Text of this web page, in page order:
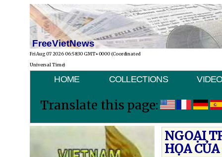
FreeVietNews
Fri Aug 07 2026 06:58:30 GMT+0000 (Coordinated
Universal Time)
HOME COLLECTIONS
Translate this page:
NGOẠI
HỌA